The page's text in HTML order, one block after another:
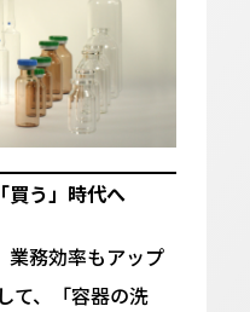
買う」時代へ
業務効率もアップ
て、「容器の洗